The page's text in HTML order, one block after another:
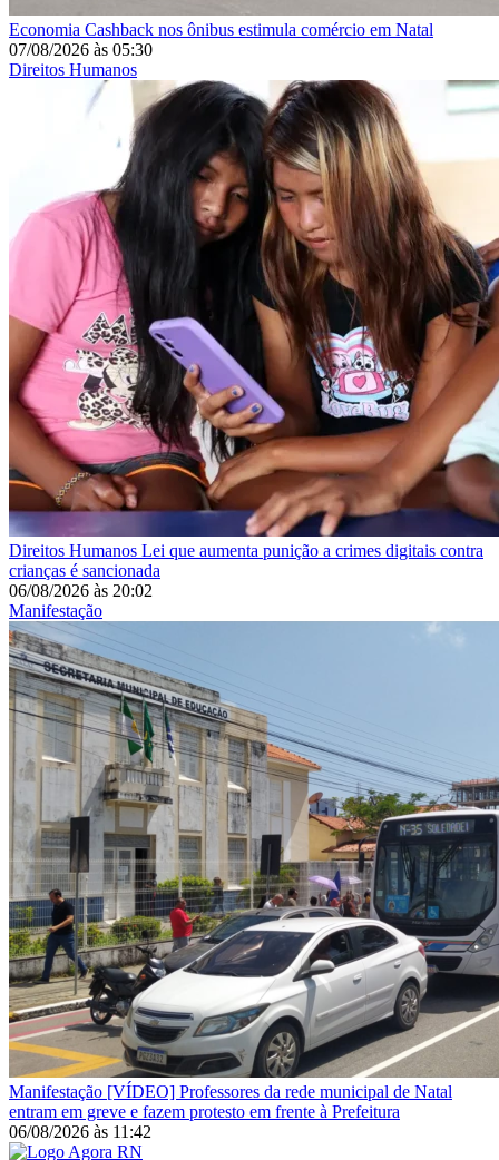
Economia Cashback nos ônibus estimula comércio em Natal
07/08/2026 às 05:30
Direitos Humanos
Direitos Humanos Lei que aumenta punição a crimes digitais contra
crianças é sancionada
06/08/2026 às 20:02
Manifestação
Manifestação [VÍDEO] Professores da rede municipal de Natal
entram em greve e fazem protesto em frente à Prefeitura
06/08/2026 às 11:42